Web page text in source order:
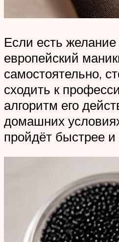
Если есть желание
европейский
самостоятельно,
сходить к
алгоритм его
домашних
пройдёт быстрее